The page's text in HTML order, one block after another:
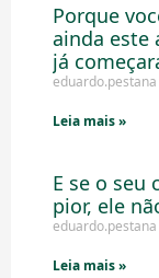
Porque
ainda este
já
eduardo.pestana
Leia mais »
E se o seu
pior, ele
eduardo.pestana
Leia mais »